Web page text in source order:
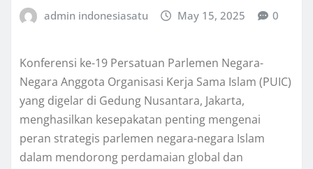
admin indonesiasatu May 15, 2025 0
Konferensi ke-19 Persatuan Parlemen Negara-
Negara Anggota Organisasi Kerja Sama Islam (PUIC)
yang digelar di Gedung Nusantara, Jakarta,
menghasilkan kesepakatan penting mengenai
peran strategis parlemen negara-negara Islam
dalam mendorong perdamaian global dan